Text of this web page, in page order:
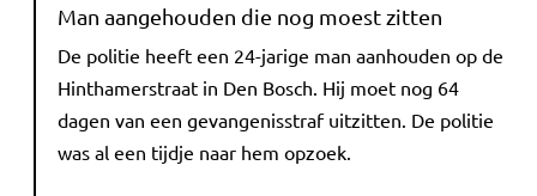
Man aangehouden die nog moest zitten
De politie heeft een 24-jarige man aanhouden op de
Hinthamerstraat in Den Bosch. Hij moet nog 64
dagen van een gevangenisstraf uitzitten. De politie
was al een tijdje naar hem opzoek.